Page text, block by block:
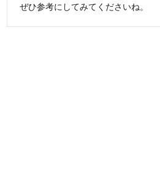
ぜひ参考にしてみてくださいね。